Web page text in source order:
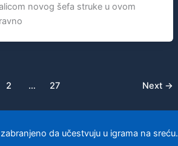
novog šefa struke u ovom
2 … 27 Next →
da učestvuju u igrama na sreću.